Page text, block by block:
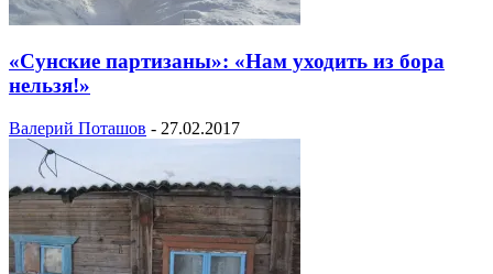
«Сунские партизаны»: «Нам уходить из бора
нельзя!»
Валерий Поташов - 27.02.2017